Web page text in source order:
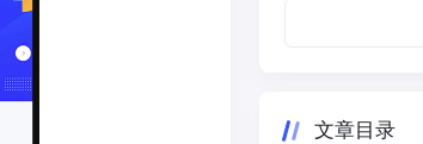
文章目录